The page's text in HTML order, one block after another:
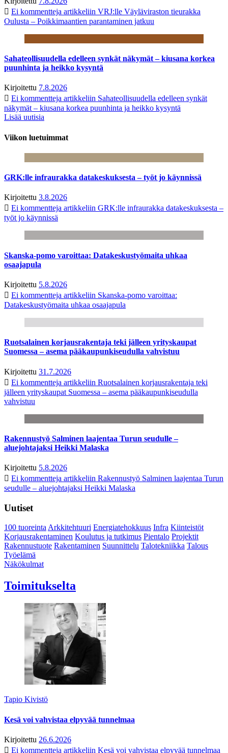
Ei kommentteja artikkeliin VRJ:lle Väyläviraston tieurakka
Oulusta – Poikkimaantien parantaminen jatkuu
Sahateollisuudella edelleen synkät näkymät – kiusana korkea
puunhinta ja heikko kysyntä
Kirjoitettu 7.8.2026
Ei kommentteja artikkeliin Sahateollisuudella edelleen synkät
näkymät – kiusana korkea puunhinta ja heikko kysyntä
Lisää uutisia
Viikon luetuimmat
GRK:lle infraurakka datakeskuksesta – työt jo käynnissä
Kirjoitettu 3.8.2026
Ei kommentteja artikkeliin GRK:lle infraurakka datakeskuksesta –
työt jo käynnissä
Skanska-pomo varoittaa: Datakeskustyömaita uhkaa
osaajapula
Kirjoitettu 5.8.2026
Ei kommentteja artikkeliin Skanska-pomo varoittaa:
Datakeskustyömaita uhkaa osaajapula
Ruotsalainen korjausrakentaja teki jälleen yrityskaupat
Suomessa – asema pääkaupunkiseudulla vahvistuu
Kirjoitettu 31.7.2026
Ei kommentteja artikkeliin Ruotsalainen korjausrakentaja teki
jälleen yrityskaupat Suomessa – asema pääkaupunkiseudulla
vahvistuu
Rakennustyö Salminen laajentaa Turun seudulle –
aluejohtajaksi Heikki Malaska
Kirjoitettu 5.8.2026
Ei kommentteja artikkeliin Rakennustyö Salminen laajentaa Turun
seudulle – aluejohtajaksi Heikki Malaska
Uutiset
100 tuoreintaArkkitehtuuri Energiatehokkuus Infra Kiinteistöt
Korjausrakentaminen Koulutus ja tutkimus Pientalo Projektit
Rakennustuote Rakentaminen Suunnittelu Talotekniikka Talous
Työelämä
Näkökulmat
Toimitukselta
Tapio Kivistö
Kesä voi vahvistaa elpyvää tunnelmaa
Kirjoitettu 26.6.2026
Ei kommentteja artikkeliin Kesä voi vahvistaa elpyvää tunnelmaa